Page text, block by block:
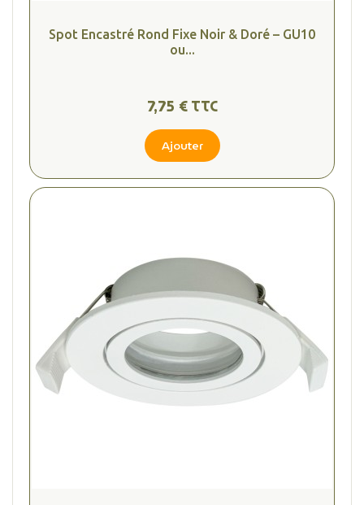
Spot Encastré Rond Fixe Noir & Doré – GU10
ou...
7,75 € TTC
Ajouter